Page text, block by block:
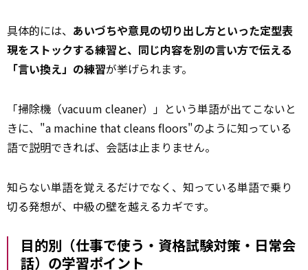
具体的には、 あいづちや意見の切り出し方といった定型表
現をストックする練習と、同じ内容を別の言い方で伝える
「言い換え」の練習が挙げられます。
「掃除機（vacuum cleaner）」という単語が出てこないと
きに、"a machine that cleans floors"のように知っている
語で説明できれば、会話は止まりません。
知らない単語を覚えるだけでなく、知っている単語で乗り
切る発想が、中級の壁を越えるカギです。
目的別（仕事で使う・資格試験対策・日常会
話）の学習ポイント